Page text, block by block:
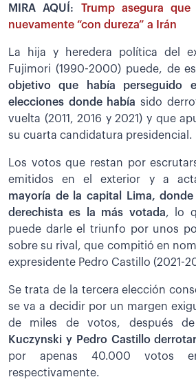
MIRA AQUÍ: Trump asegura que
nuevamente “con dureza” a Irán
La hija y heredera política del
Fujimori (1990-2000) puede, de
objetivo que había perseguido
elecciones donde había sido
vuelta (2011, 2016 y 2021) y que
su cuarta candidatura presidencial.
Los votos que restan por
emitidos en el exterior y a
mayoría de la capital Lima,
derechista es la más votada, lo
puede darle el triunfo por unos
sobre su rival, que compitió en
expresidente Pedro Castillo (2021-
Se trata de la tercera elección
se va a decidir por un margen
de miles de votos, después
Kuczynski y Pedro Castillo
por apenas 40.000 votos
respectivamente.